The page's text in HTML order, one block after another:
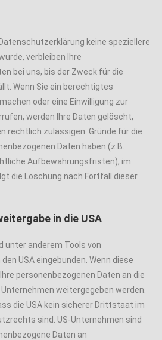
keine speziellere
verbleiben Ihre
bei uns, bis der Zweck für die
Wenn Sie ein berechtigtes
oder eine Einwilligung zur
werden Ihre Daten gelöscht,
rechtlich zulässigen Gründe für die
Daten haben (z.B.
Aufbewahrungsfristen); im
die Löschung nach Fortfall dieser
in die USA
unter anderem Tools von
USA eingebunden. Wenn diese
personenbezogenen Daten an die
weitergegeben werden.
die USA kein sicherer Drittstaat im
sind. US-Unternehmen sind
Daten an